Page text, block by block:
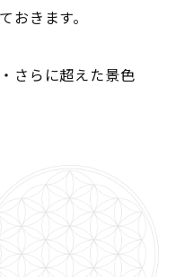
おきます。
さらに超えた景色